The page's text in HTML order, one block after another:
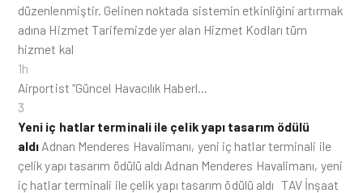
düzenlenmiştir. Gelinen noktada sistemin etkinliğini artırmak
adına Hizmet Tarifemizde yer alan Hizmet Kodları tüm
hizmet kal
1h
Airportist “Güncel Havacılık Haberl…
3
Yeni iç hatlar terminali ile çelik yapı tasarım ödülü
aldı Adnan Menderes Havalimanı, yeni iç hatlar terminali ile
çelik yapı tasarım ödülü aldı Adnan Menderes Havalimanı, yeni
iç hatlar terminali ile çelik yapı tasarım ödülü aldı TAV İnşaat